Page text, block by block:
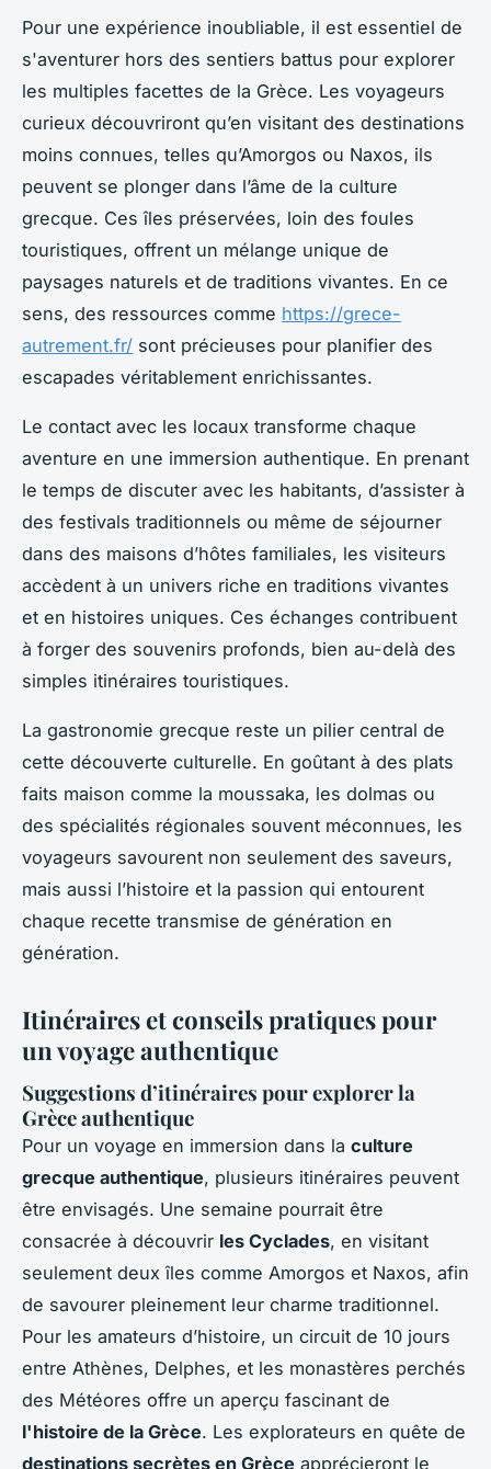
Pour une expérience inoubliable, il est essentiel de
s'aventurer hors des sentiers battus pour explorer
les multiples facettes de la Grèce. Les voyageurs
curieux découvriront qu’en visitant des destinations
moins connues, telles qu’Amorgos ou Naxos, ils
peuvent se plonger dans l’âme de la culture
grecque. Ces îles préservées, loin des foules
touristiques, offrent un mélange unique de
paysages naturels et de traditions vivantes. En ce
sens, des ressources comme https://grece-
autrement.fr/ sont précieuses pour planifier des
escapades véritablement enrichissantes.
Le contact avec les locaux transforme chaque
aventure en une immersion authentique. En prenant
le temps de discuter avec les habitants, d’assister à
des festivals traditionnels ou même de séjourner
dans des maisons d’hôtes familiales, les visiteurs
accèdent à un univers riche en traditions vivantes
et en histoires uniques. Ces échanges contribuent
à forger des souvenirs profonds, bien au-delà des
simples itinéraires touristiques.
La gastronomie grecque reste un pilier central de
cette découverte culturelle. En goûtant à des plats
faits maison comme la moussaka, les dolmas ou
des spécialités régionales souvent méconnues, les
voyageurs savourent non seulement des saveurs,
mais aussi l’histoire et la passion qui entourent
chaque recette transmise de génération en
génération.
Itinéraires et conseils pratiques pour
un voyage authentique
Suggestions d’itinéraires pour explorer la
Grèce authentique
Pour un voyage en immersion dans la culture
grecque authentique, plusieurs itinéraires peuvent
être envisagés. Une semaine pourrait être
consacrée à découvrir les Cyclades, en visitant
seulement deux îles comme Amorgos et Naxos, afin
de savourer pleinement leur charme traditionnel.
Pour les amateurs d’histoire, un circuit de 10 jours
entre Athènes, Delphes, et les monastères perchés
des Météores offre un aperçu fascinant de
l'histoire de la Grèce. Les explorateurs en quête de
destinations secrètes en Grèce apprécieront le